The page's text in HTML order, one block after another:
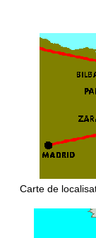
Carte de